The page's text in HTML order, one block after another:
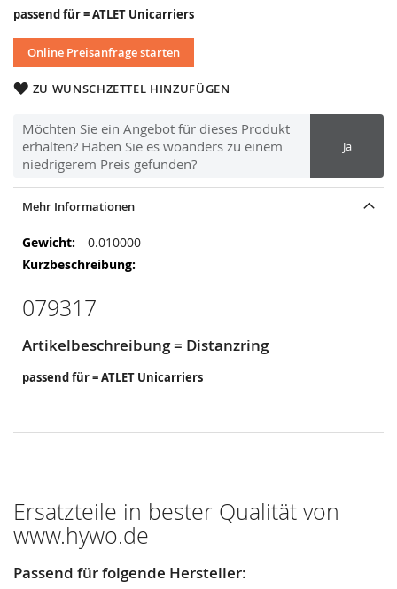
passend für = ATLET Unicarriers
Online Preisanfrage starten
ZU WUNSCHZETTEL HINZUFÜGEN
Möchten Sie ein Angebot für dieses Produkt
erhalten? Haben Sie es woanders zu einem
niedrigerem Preis gefunden?
Ja
Mehr Informationen
Mehr
Informationen
0.010000
079317
Artikelbeschreibung = Distanzring
passend für = ATLET Unicarriers
Ersatzteile in bester Qualität von
www.hywo.de
Passend für folgende Hersteller: